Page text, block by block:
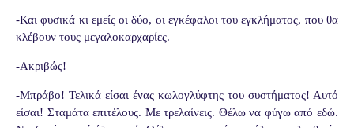
-Και φυσικά κι εμείς οι δύο, οι εγκέφαλοι του εγκλήματος, που θα
κλέβουν τους μεγαλοκαρχαρίες.
-Ακριβώς!
-Μπράβο! Τελικά είσαι ένας κωλογλύφτης του συστήματος! Αυτό
είσαι! Σταμάτα επιτέλους. Με τρελαίνεις. Θέλω να φύγω από εδώ.